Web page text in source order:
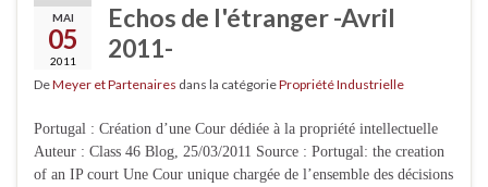
MAI
05
2011
Echos de l'étranger -Avril
2011-
DeMeyer et Partenaires dans la catégoriePropriété Industrielle
Portugal : Création d’une Cour dédiée à la propriété intellectuelle
Auteur : Class 46 Blog, 25/03/2011 Source : Portugal: the creation
of an IP court Une Cour unique chargée de l’ensemble des décisions